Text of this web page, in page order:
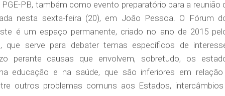
PB, também como evento preparatório para a reunião
nesta sexta-feira (20), em João Pessoa. O Fórum
é um espaço permanente, criado no ano de 2015
que serve para debater temas específicos de
perante causas que envolvem, sobretudo, os
educação e na saúde, que são inferiores em
outros problemas comuns aos Estados,